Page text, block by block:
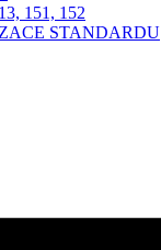
151, 152
STANDARDU